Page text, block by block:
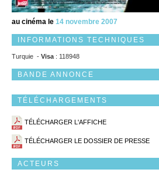
au cinéma le 14 novembre 2007
INFORMATIONS TECHNIQUES
Turquie - Visa : 118948
BANDE ANNONCE
TÉLÉCHARGEMENTS
TÉLÉCHARGER L'AFFICHE
TÉLÉCHARGER LE DOSSIER DE PRESSE
ACTEURS